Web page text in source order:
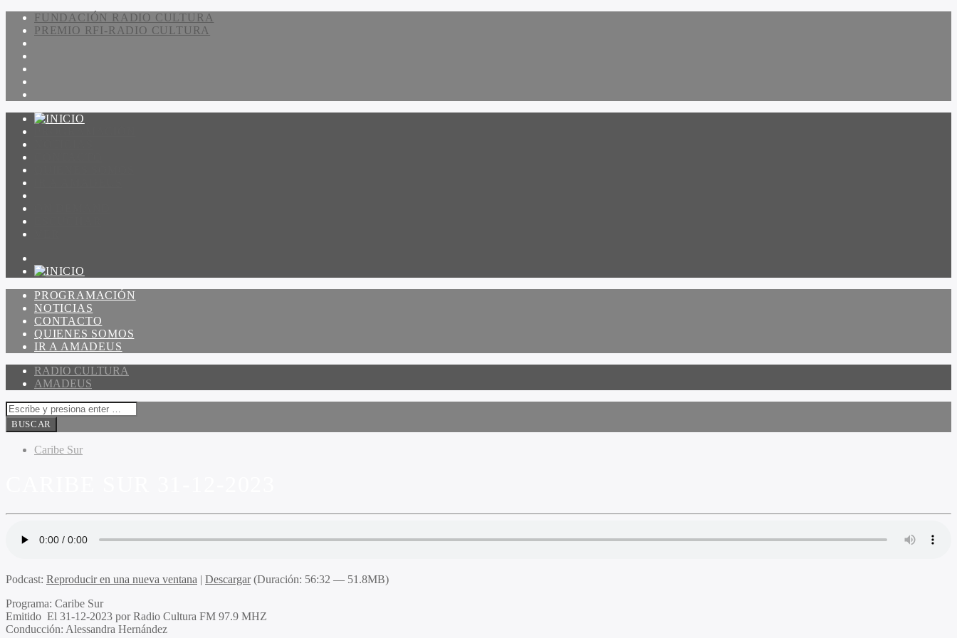
FUNDACIÓN RADIO CULTURA
PREMIO RFI-RADIO CULTURA
PROGRAMACIÓN
NOTICIAS
CONTACTO
QUIENES SOMOS
IR A AMADEUS
RADIO CULTURA
AMADEUS
Caribe Sur
Podcast: Reproducir en una nueva ventana | Descargar(Duración: 56:32 — 51.8MB)
Programa: Caribe Sur
Emitido El 31-12-2023 por Radio Cultura FM 97.9 MHZ
Conducción: Alessandra Hernández